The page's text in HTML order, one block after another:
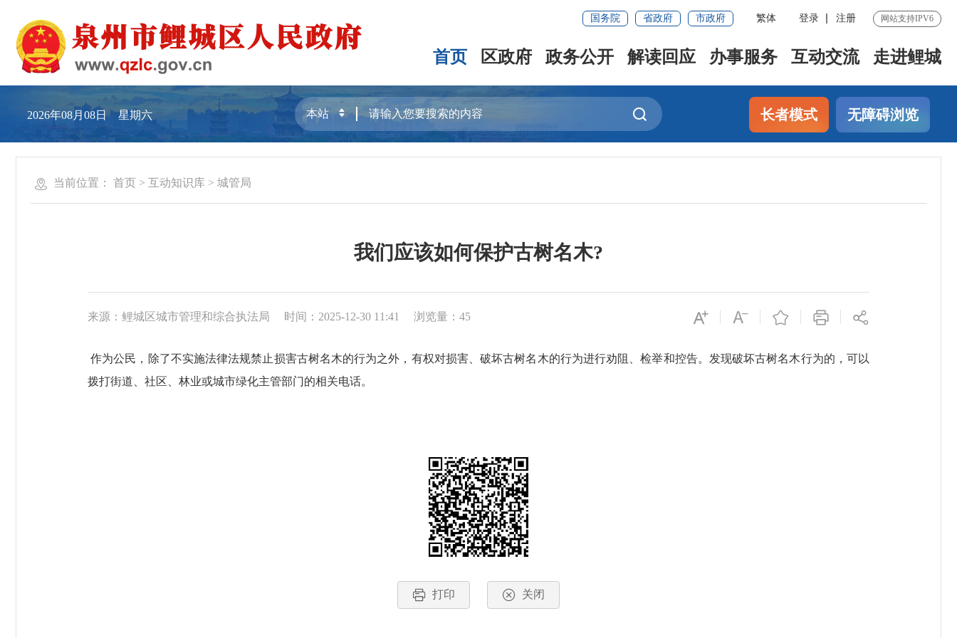
国务院 省政府 市政府 繁体 登录 注册 网站支持IPV6
首页 区政府 政务公开 解读回应 办事服务 互动交流 走进鲤城
2026年08月08日 星期六 长者模式 无障碍浏览
当前位置： 首页 > 互动知识库 > 城管局
我们应该如何保护古树名木?
来源：鲤城区城市管理和综合执法局 时间：2025-12-30 11:41 浏览量： 45
作为公民，除了不实施法律法规禁止损害古树名木的行为之外，有权对损害、破坏古树名木的行为进行劝阻、检举和控告。发现破坏古树名木行为的，可以
拨打街道、社区、林业或城市绿化主管部门的相关电话。
打印 关闭